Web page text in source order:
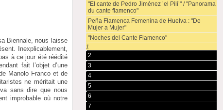
Biennale, nous laisse
Inexplicablement,
à ce jour été réédité
fait l’objet d’une
Manolo Franco et de
ne méritait une
sans dire que nous
improbable où notre
"El cante de Pedro Jiménez ’el Pili’" / "Panorama
du cante flamenco"
Peña Flamenca Femenina de Huelva : "De
Mujer a Mujer"
"Noches del Cante Flamenco"
1
2
3
4
5
6
7